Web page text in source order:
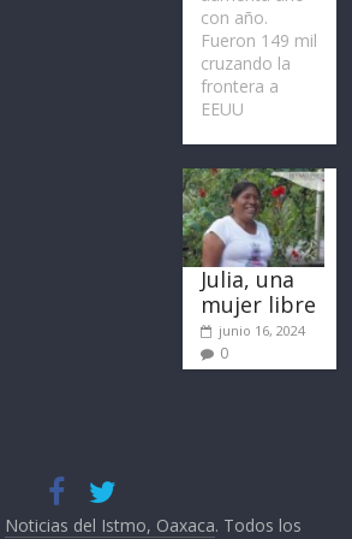
con año.
Fueron 149 mil
cruzando la
frontera a
EEUU
Julia, una
mujer libre
junio 16, 2024
0
Noticias del Istmo, Oaxaca. Todos los